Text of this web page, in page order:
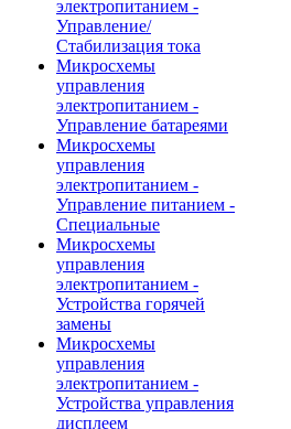
электропитанием -
Управление/
Стабилизация тока
Микросхемы
управления
электропитанием -
Управление батареями
Микросхемы
управления
электропитанием -
Управление питанием -
Специальные
Микросхемы
управления
электропитанием -
Устройства горячей
замены
Микросхемы
управления
электропитанием -
Устройства управления
дисплеем